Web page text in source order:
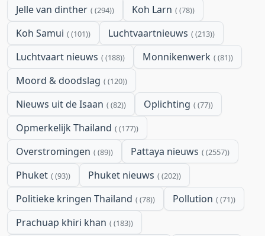
Jelle van dinther (294) Koh Larn (78)
Koh Samui (101) Luchtvaartnieuws (213)
Luchtvaart nieuws (188) Monnikenwerk (81)
Moord & doodslag (120)
Nieuws uit de Isaan (82) Oplichting (77)
Opmerkelijk Thailand (177)
Overstromingen (89) Pattaya nieuws (2557)
Phuket (93) Phuket nieuws (202)
Politieke kringen Thailand (78) Pollution (71)
Prachuap khiri khan (183)